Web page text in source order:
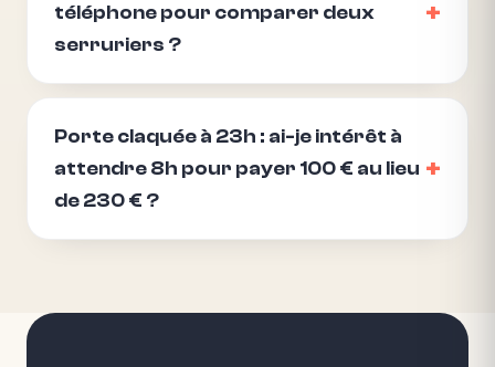
téléphone pour comparer deux
serruriers ?
Porte claquée à 23h : ai-je intérêt à
attendre 8h pour payer 100 € au lieu
de 230 € ?